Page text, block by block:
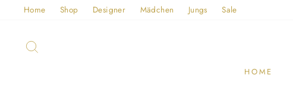
DirektHome Shop Designer Mädchen Jungs Sale
HOME